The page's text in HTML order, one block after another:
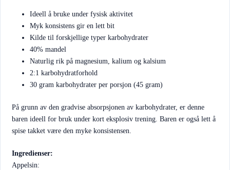
Ideell å bruke under fysisk aktivitet
Myk konsistens gir en lett bit
Kilde til forskjellige typer karbohydrater
40% mandel
Naturlig rik på magnesium, kalium og kalsium
2:1 karbohydratforhold
30 gram karbohydrater per porsjon (45 gram)
På grunn av den gradvise absorpsjonen av karbohydrater, er denne
baren ideell for bruk under kort eksplosiv trening. Baren er også lett å
spise takket være den myke konsistensen.
Ingredienser:
Appelsin: